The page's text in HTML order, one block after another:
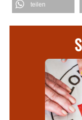
teilen